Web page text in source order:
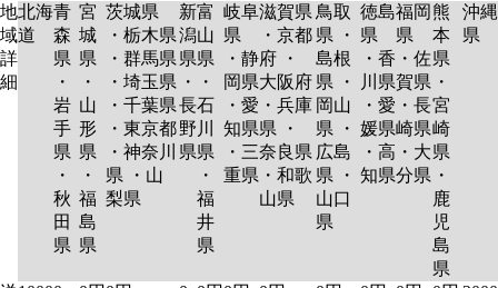
地
域
詳
細
北海
道
青
森
県
・
岩
手
県
・
秋
田
県
宮
城
県
・
山
形
県
・
福
島
県
茨城県
・栃木県
・群馬県
・埼玉県
・千葉県
・東京都
・神奈川
県 ・山
梨県
新
潟
県
・
長
野
県
富
山
県
・
石
川
県
・
福
井
県
岐阜
県
・静
岡県
・愛
知県
・三
重県
滋賀県
・京都
府 ・
大阪府
・兵庫
県 ・
奈良県
・和歌
山県
鳥取
県 ・
島根
県 ・
岡山
県 ・
広島
県 ・
山口
県
徳島
県
・香
川県
・愛
媛県
・高
知県
福岡
県
・佐
賀県
・長
崎県
・大
分県
熊
本
県
・
宮
崎
県
・
鹿
児
島
県
沖縄
県